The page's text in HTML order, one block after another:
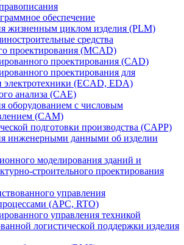
обеспечение
жизненным циклом изделия (PLM)
средства
проектирования (MCAD)
проектирования (CAD)
проектирования для
электротехники (ECAD, EDA)
анализа (CAE)
оборудованием с числовым
(CAM)
подготовки производства (CAPP)
инженерными данными об изделии
моделирования зданий и
строительного проектирования
управления
(APC, RTO)
управления техникой
логистической поддержки изделия